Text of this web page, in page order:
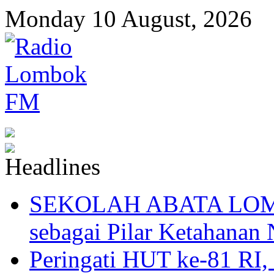
Monday 10 August, 2026
SEKOLAH ABATA
sebagai Pilar Ketahanan
Peringati HUT ke-81